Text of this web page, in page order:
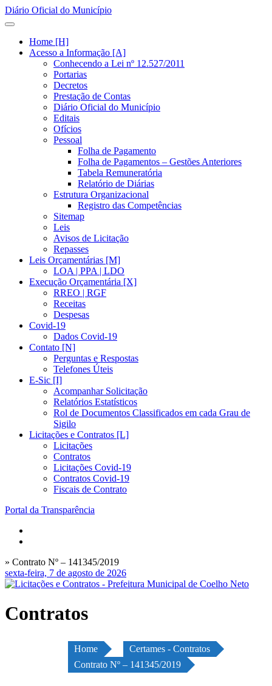
Diário Oficial do Município
Home [H]
Acesso a Informação [A]
Conhecendo a Lei nº 12.527/2011
Portarias
Decretos
Prestação de Contas
Diário Oficial do Município
Editais
Ofícios
Pessoal
Folha de Pagamento
Folha de Pagamentos – Gestões Anteriores
Tabela Remuneratória
Relatório de Diárias
Estrutura Organizacional
Registro das Competências
Sitemap
Leis
Avisos de Licitação
Repasses
Leis Orçamentárias [M]
LOA | PPA | LDO
Execução Orçamentária [X]
RREO | RGF
Receitas
Despesas
Covid-19
Dados Covid-19
Contato [N]
Perguntas e Respostas
Telefones Úteis
E-Sic [I]
Acompanhar Solicitação
Relatórios Estatísticos
Rol de Documentos Classificados em cada Grau de
Sigilo
Licitações e Contratos [L]
Licitações
Contratos
Licitações Covid-19
Contratos Covid-19
Fiscais de Contrato
Portal da Transparência
» Contrato Nº – 141345/2019
sexta-feira, 7 de agosto de 2026
Contratos
Home
Certames - Contratos
Contrato Nº – 141345/2019